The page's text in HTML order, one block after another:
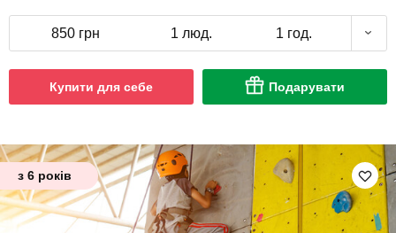
850 грн 1 люд. 1 год.
Купити для себе Подарувати
з 6 років